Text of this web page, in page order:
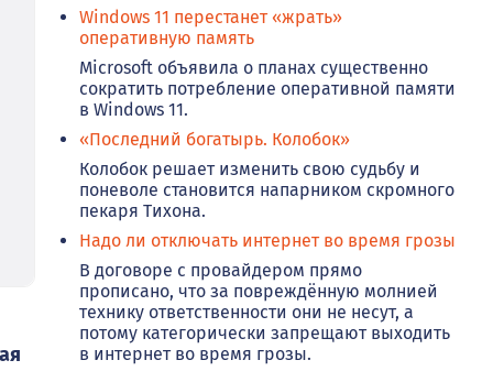
Windows 11 перестанет «жрать»
оперативную память
Microsoft объявила о планах существенно
сократить потребление оперативной памяти
в Windows 11.
«Последний богатырь. Колобок»
Колобок решает изменить свою судьбу и
поневоле становится напарником скромного
пекаря Тихона.
Надо ли отключать интернет во время грозы
В договоре с провайдером прямо
прописано, что за повреждённую молнией
технику ответственности они не несут, а
потому категорически запрещают выходить
в интернет во время грозы.